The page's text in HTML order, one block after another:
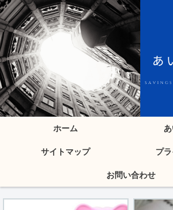
ホーム
サイトマップ プ
お問い合わせ